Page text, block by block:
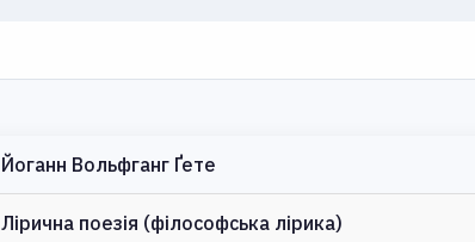
Йоганн Вольфганг Ґете
Лірична поезія (філософська лірика)